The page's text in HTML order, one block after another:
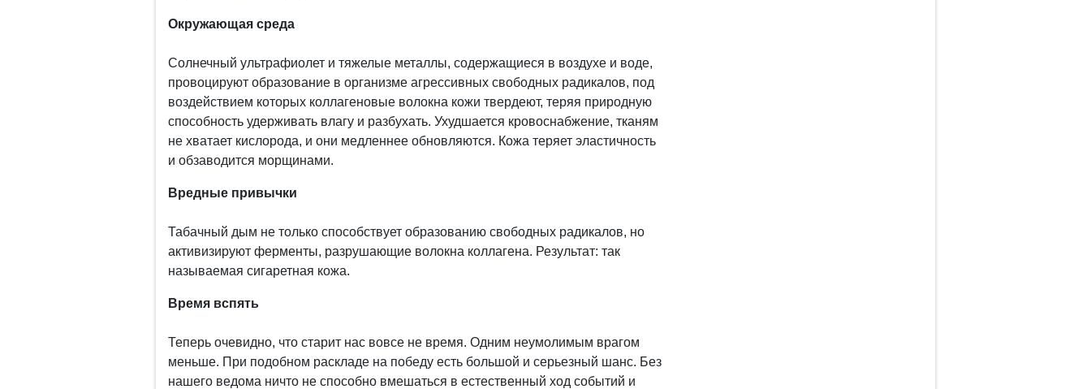
Окружающая среда
Солнечный ультрафиолет и тяжелые металлы, содержащиеся в воздухе и воде,
провоцируют образование в организме агрессивных свободных радикалов, под
воздействием которых коллагеновые волокна кожи твердеют, теряя природную
способность удерживать влагу и разбухать. Ухудшается кровоснабжение, тканям
не хватает кислорода, и они медленнее обновляются. Кожа теряет эластичность
и обзаводится морщинами.
Вредные привычки
Табачный дым не только способствует образованию свободных радикалов, но
активизируют ферменты, разрушающие волокна коллагена. Результат: так
называемая сигаретная кожа.
Время вспять
Теперь очевидно, что старит нас вовсе не время. Одним неумолимым врагом
меньше. При подобном раскладе на победу есть большой и серьезный шанс. Без
нашего ведома ничто не способно вмешаться в естественный ход событий и